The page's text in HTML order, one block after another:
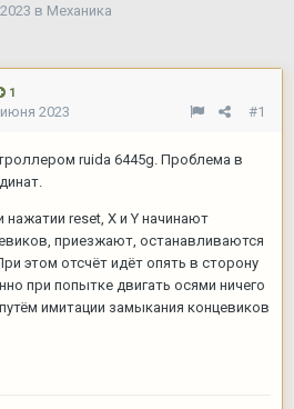
в Механика
1
#1
2023
ruida 6445g. Проблема в
reset, X и Y начинают
приезжают, останавливаются
этом отсчёт идёт опять в сторону
при попытке двигать осями ничего
имитации замыкания концевиков